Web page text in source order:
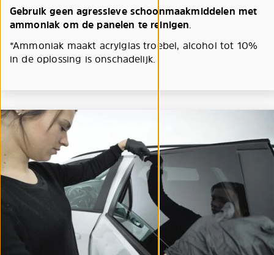
Gebruik geen agressieve schoonmaakmiddelen met
ammoniak om de panelen te reinigen.
*Ammoniak maakt acrylglas troebel, alcohol tot 10%
in de oplossing is onschadelijk.